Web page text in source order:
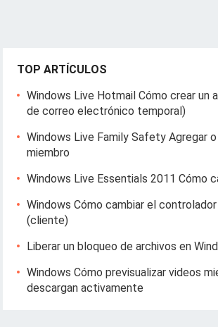
TOP ARTÍCULOS
Windows Live Hotmail Cómo crear un
de correo electrónico temporal)
Windows Live Family Safety Agregar o
miembro
Windows Live Essentials 2011 Cómo
Windows Cómo cambiar el
(cliente)
Liberar un bloqueo de archivos en
Windows Cómo previsualizar videos
descargan activamente